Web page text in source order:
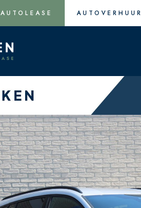
AUTOLEASE AUTOVERHUUR
Diensten